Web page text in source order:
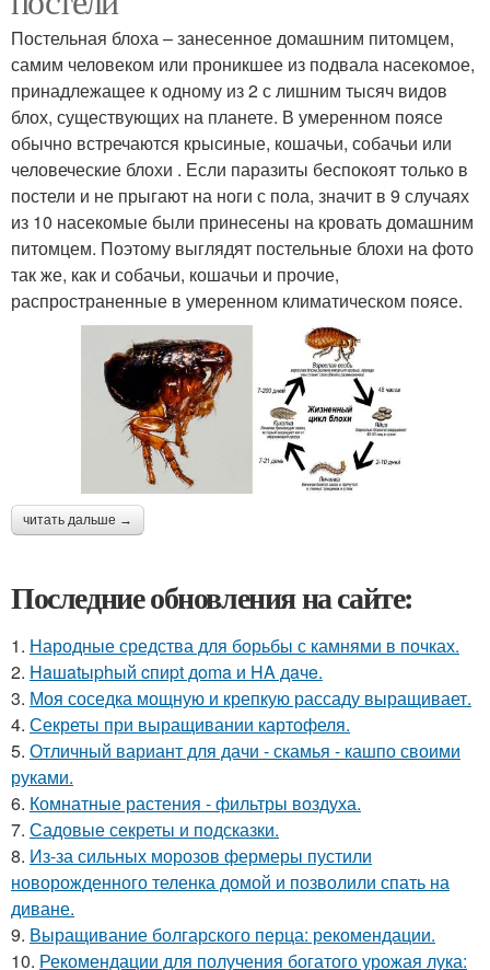
Постельная блоха – занесенное домашним питомцем,
самим человеком или проникшее из подвала насекомое,
принадлежащее к одному из 2 с лишним тысяч видов
блох, существующих на планете. В умеренном поясе
обычно встречаются крысиные, кошачьи, собачьи или
человеческие блохи . Если паразиты беспокоят только в
постели и не прыгают на ноги с пола, значит в 9 случаях
из 10 насекомые были принесены на кровать домашним
питомцем. Поэтому выглядят постельные блохи на фото
так же, как и собачьи, кошачьи и прочие,
распространенные в умеренном климатическом поясе.
читать дальше →
Последние обновления на сайте:
1. Народные средства для борьбы с камнями в почках.
2. Haшatыphый cпиpt дoma и HA дaчe.
3. Моя соседка мощную и крепкую рассаду выращивает.
4. Секреты при выращивании картофеля.
5. Отличный вариант для дачи - скамья - кашпо своими
руками.
6. Комнатные растения - фильтры воздуха.
7. Садовые секреты и подсказки.
8. Из-за сильных морозов фермеры пустили
новорожденного теленка домой и позволили спать на
диване.
9. Выращивание болгарского перца: рекомендации.
10. Рекомендации для получения богатого урожая лука: